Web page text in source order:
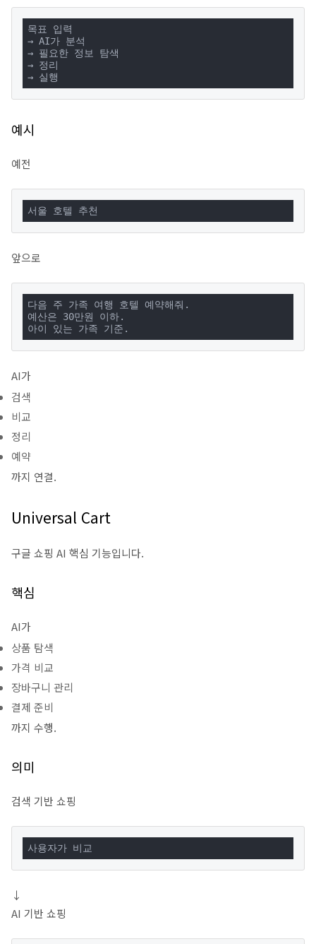
목표 입력
→ AI가 분석
→ 필요한 정보 탐색
→ 정리
→ 실행
예시
예전
서울 호텔 추천
앞으로
다음 주 가족 여행 호텔 예약해줘.
예산은 30만원 이하.
아이 있는 가족 기준.
AI가
검색
비교
정리
예약
까지 연결.
Universal Cart
구글 쇼핑 AI 핵심 기능입니다.
핵심
AI가
상품 탐색
가격 비교
장바구니 관리
결제 준비
까지 수행.
의미
검색 기반 쇼핑
사용자가 비교
↓
AI 기반 쇼핑